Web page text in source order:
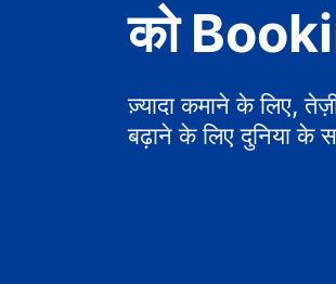
गेस्ट हाउस
बेड एंड
को
ज़्यादा कमाने के लिए,
बढ़ाने के लिए दुनिया के